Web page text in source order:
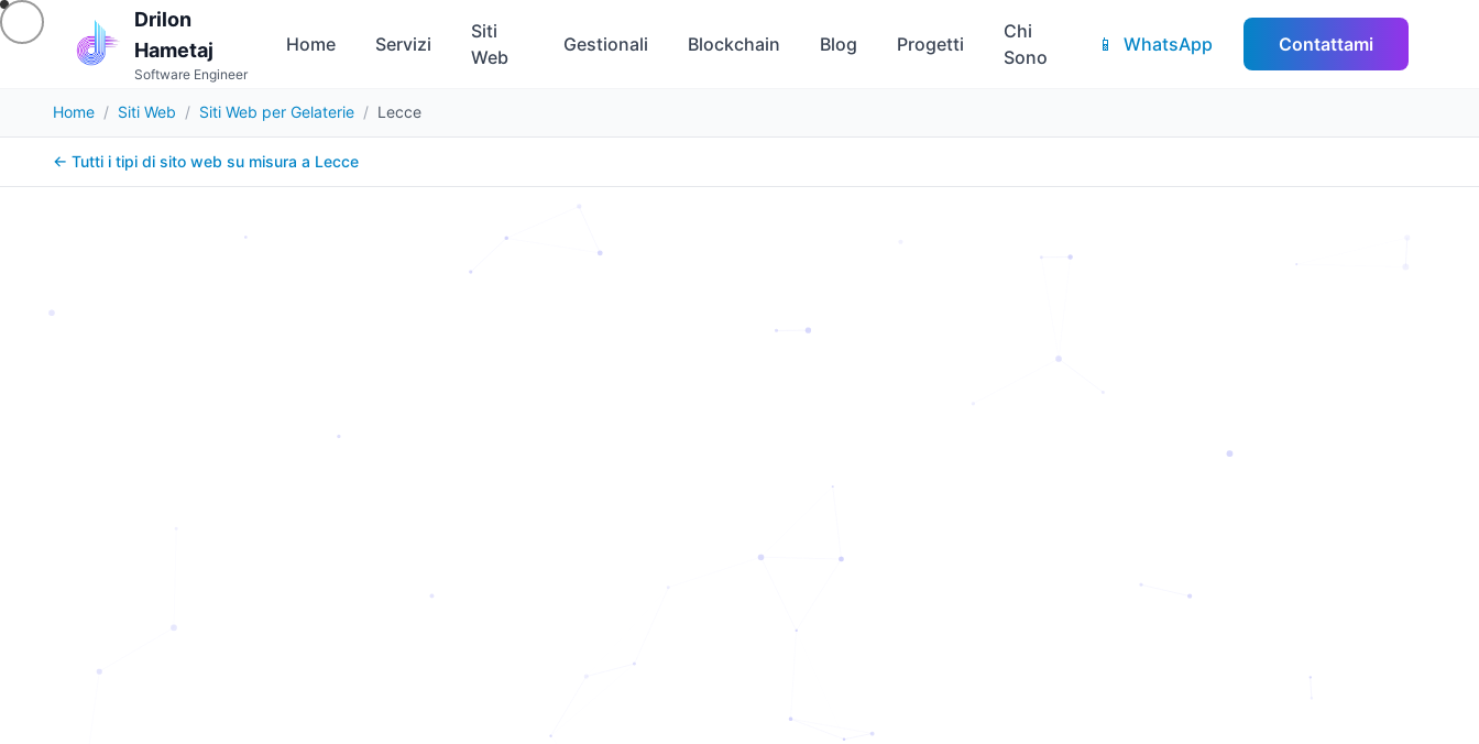
Drilon
Hametaj
Software Engineer
Home Servizi
Siti
Web
Gestionali Blockchain Blog Progetti
Chi
Sono
📱 WhatsApp Contattami
Home / Siti Web / Siti Web per Gelaterie / Lecce
← Tutti i tipi di sito web su misura a Lecce